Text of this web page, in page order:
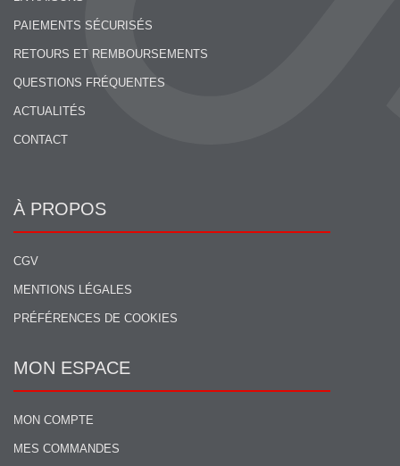
PAIEMENTS SÉCURISÉS
RETOURS ET REMBOURSEMENTS
QUESTIONS FRÉQUENTES
ACTUALITÉS
CONTACT
À PROPOS
CGV
MENTIONS LÉGALES
PRÉFÉRENCES DE COOKIES
MON ESPACE
MON COMPTE
MES COMMANDES